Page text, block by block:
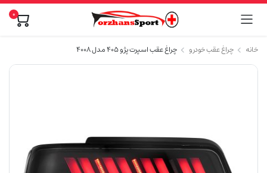
0
خانه چراغ عقب خودرو چراغ عقب اسپرت پژو ۴۰۵ مدل ۴۰۰۸